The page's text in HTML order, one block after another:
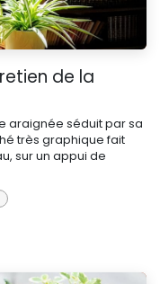
de la
araignée séduit par sa
très graphique fait
sur un appui de